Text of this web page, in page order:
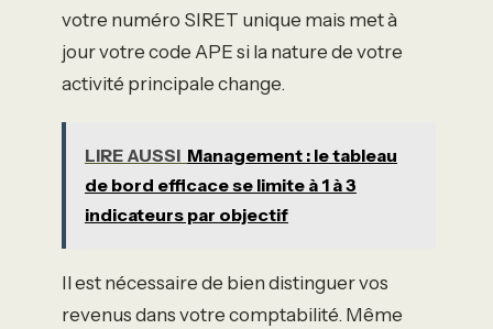
votre numéro SIRET unique mais met à
jour votre code APE si la nature de votre
activité principale change.
LIRE AUSSI Management : le tableau
de bord efficace se limite à 1 à 3
indicateurs par objectif
Il est nécessaire de bien distinguer vos
revenus dans votre comptabilité. Même